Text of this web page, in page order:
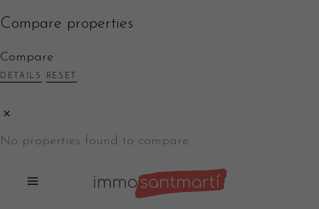
Compare properties
Compare
DETAILS RESET
No properties found to compare.